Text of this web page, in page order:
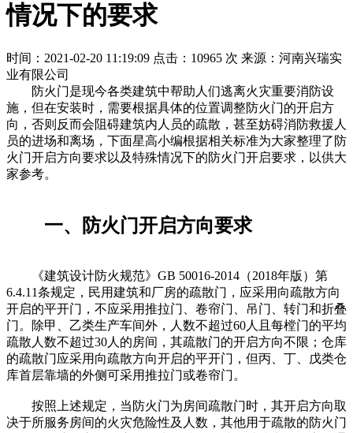
情况下的要求
时间：2021-02-20 11:19:09 点击：10965 次 来源：河南兴瑞实
业有限公司
防火门是现今各类建筑中帮助人们逃离火灾重要消防设
施，但在安装时，需要根据具体的位置调整防火门的开启方
向，否则反而会阻碍建筑内人员的疏散，甚至妨碍消防救援人
员的进场和离场，下面星高小编根据相关标准为大家整理了防
火门开启方向要求以及特殊情况下的防火门开启要求，以供大
家参考。
一、防火门开启方向要求
《建筑设计防火规范》GB 50016-2014（2018年版）第
6.4.11条规定，民用建筑和厂房的疏散门，应采用向疏散方向
开启的平开门，不应采用推拉门、卷帘门、吊门、转门和折叠
门。除甲、乙类生产车间外，人数不超过60人且每樘门的平均
疏散人数不超过30人的房间，其疏散门的开启方向不限；仓库
的疏散门应采用向疏散方向开启的平开门，但丙、丁、戊类仓
库首层靠墙的外侧可采用推拉门或卷帘门。
按照上述规定，当防火门为房间疏散门时，其开启方向取
决于所服务房间的火灾危险性及人数，其他用于疏散的防火门